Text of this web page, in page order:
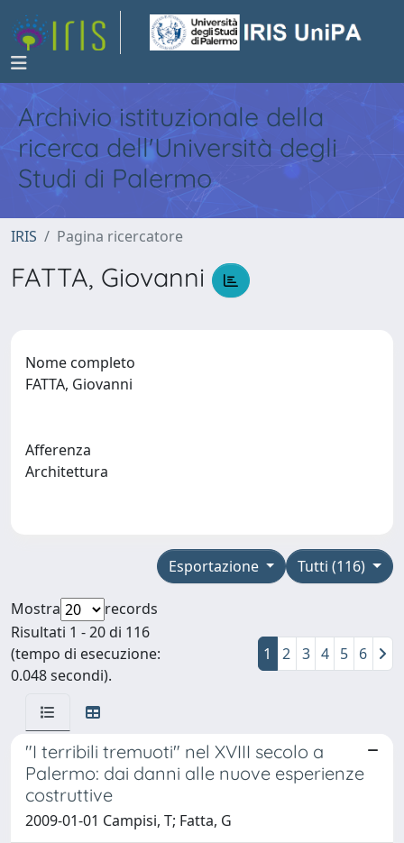
Archivio istituzionale della
ricerca dell'Università degli
Studi di Palermo
IRIS Pagina ricercatore
FATTA, Giovanni
Nome completo
FATTA, Giovanni
Afferenza
Architettura
Tutti (116)
Esportazione
Mostra
records
Risultati 1 - 20 di 116
(tempo di esecuzione:
0.048 secondi).
1 2 3 4 5 6
"I terribili tremuoti" nel XVIII secolo a
Palermo: dai danni alle nuove esperienze
costruttive
2009-01-01 Campisi, T; Fatta, G